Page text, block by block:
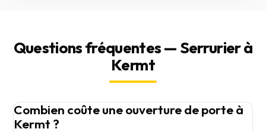
Questions fréquentes — Serrurier à
Kermt
Combien coûte une ouverture de porte à
Kermt ?